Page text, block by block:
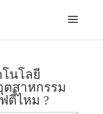
นโลยี
ตสาหกรรม
ตี้ไหม ?